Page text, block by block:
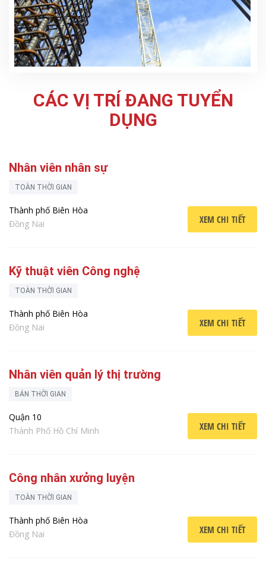
CÁC VỊ TRÍ ĐANG TUYỂN
DỤNG
Nhân viên nhân sự
TOÀN THỜI GIAN
Thành phố Biên Hòa
Đồng Nai
XEM CHI TIẾT
Kỹ thuật viên Công nghệ
TOÀN THỜI GIAN
Thành phố Biên Hòa
Đồng Nai
XEM CHI TIẾT
Nhân viên quản lý thị trường
BÁN THỜI GIAN
Quận 10
Thành Phố Hồ Chí Minh
XEM CHI TIẾT
Công nhân xưởng luyện
TOÀN THỜI GIAN
Thành phố Biên Hòa
Đồng Nai
XEM CHI TIẾT